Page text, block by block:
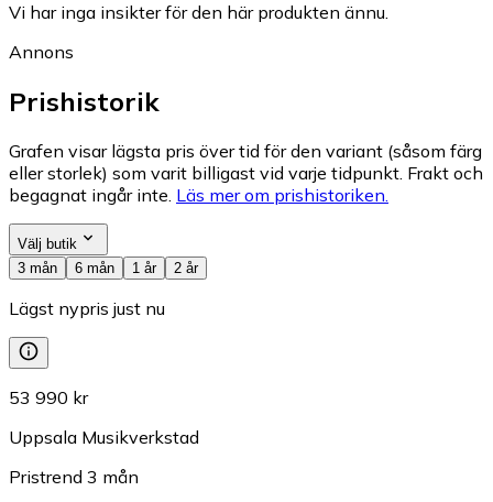
Vi har inga insikter för den här produkten ännu.
Annons
Prishistorik
Grafen visar lägsta pris över tid för den variant (såsom färg
eller storlek) som varit billigast vid varje tidpunkt. Frakt och
begagnat ingår inte. Läs mer om prishistoriken.
Välj butik
3 mån
6 mån 1 år 2 år
Lägst nypris just nu
53 990 kr
Uppsala Musikverkstad
Pristrend 3 mån